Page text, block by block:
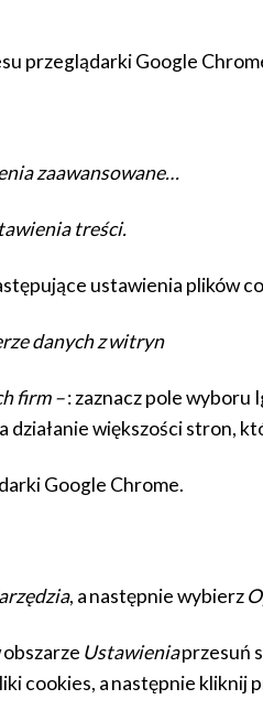
przeglądarki Google
zaawansowane…
treści.
ustawienia plików
danych z witryn
firm –: zaznacz pole
większości stron,
Google Chrome.
, a następnie wybierz
obszarze Ustawieniaprzesuń
cookies, a następnie kliknij